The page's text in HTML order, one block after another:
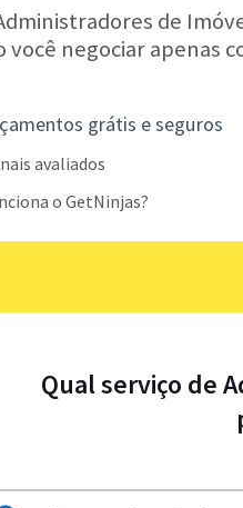
de
negociar apenas
grátis e seguros
avaliados
o GetNinjas?
Qual serviço de